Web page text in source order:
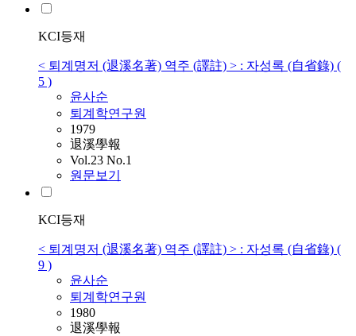
KCI등재
< 퇴계명저 (退溪名著) 역주 (譯註) > : 자성록 (自省錄) (
5 )
윤사순
퇴계학연구원
1979
退溪學報
Vol.23 No.1
원문보기
KCI등재
< 퇴계명저 (退溪名著) 역주 (譯註) > : 자성록 (自省錄) (
9 )
윤사순
퇴계학연구원
1980
退溪學報